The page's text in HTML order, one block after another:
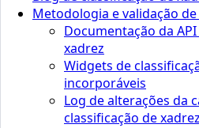
Metodologia e validação
Documentação da
xadrez
Widgets de
incorporáveis
Log de alterações da
classificação de xadrez